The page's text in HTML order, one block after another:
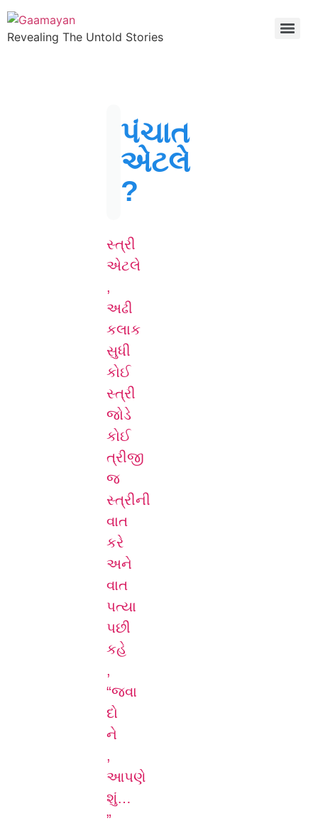
Revealing The Untold Stories
પંચાત
એટલે
?
સ્ત્રી
એટલે
,
અઢી
કલાક
સુધી
કોઈ
સ્ત્રી
જોડે
કોઈ
ત્રીજી
જ
સ્ત્રીની
વાત
કરે
અને
વાત
પત્યા
પછી
કહે
,
“જવા
દો
ને
,
આપણે
શું…
”